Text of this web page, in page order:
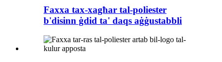
Faxxa tax-xagħar tal-poliester
b'disinn ġdid ta' daqs aġġustabbli